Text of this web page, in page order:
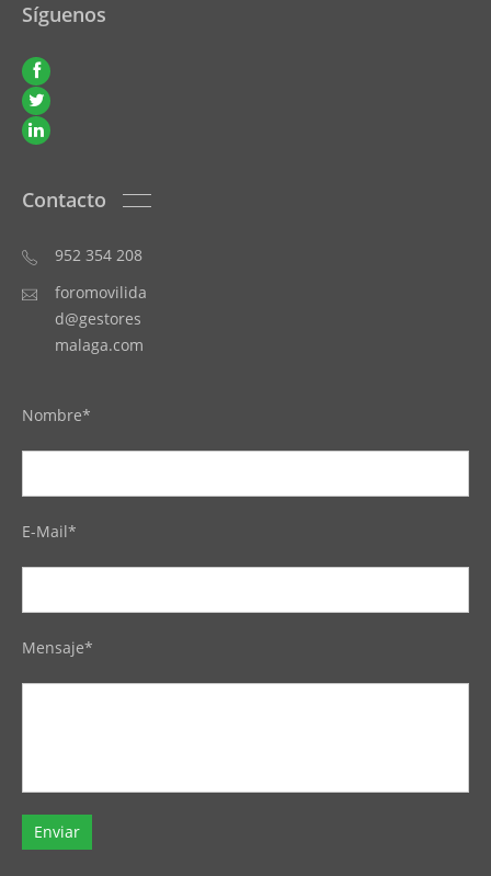
Síguenos
Contacto
952 354 208
foromovilida
d@gestores
malaga.com
Nombre*
E-Mail*
Mensaje*